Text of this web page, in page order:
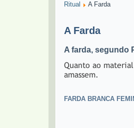
Ritual A Farda
A Farda
A farda, segundo
Quanto ao
amassem.
FARDA BRANCA